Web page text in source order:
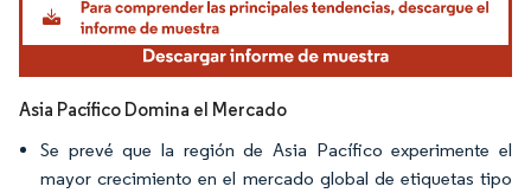
Asia Pacífico Domina el Mercado
Se prevé que la región de Asia Pacífico experimente el
mayor crecimiento en el mercado global de etiquetas tipo